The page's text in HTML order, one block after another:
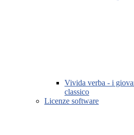
Vivida verba - i
classico
Licenze software